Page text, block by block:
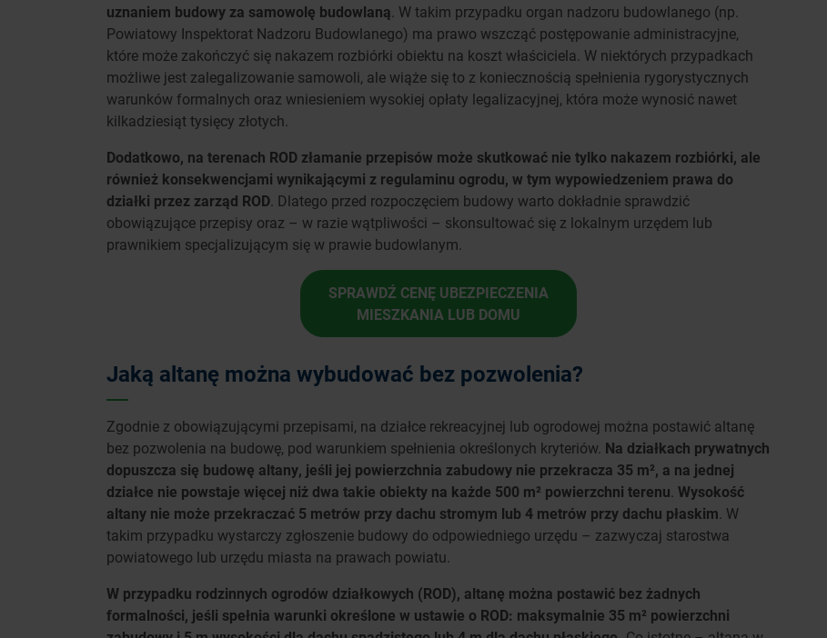
uznaniem budowy za samowolę budowlaną . W takim przypadku organ nadzoru budowlanego (np.
Powiatowy Inspektorat Nadzoru Budowlanego) ma prawo wszcząć postępowanie administracyjne,
które może zakończyć się nakazem rozbiórki obiektu na koszt właściciela. W niektórych przypadkach
możliwe jest zalegalizowanie samowoli, ale wiąże się to z koniecznością spełnienia rygorystycznych
warunków formalnych oraz wniesieniem wysokiej opłaty legalizacyjnej, która może wynosić nawet
kilkadziesiąt tysięcy złotych.
Dodatkowo, na terenach ROD złamanie przepisów może skutkować nie tylko nakazem rozbiórki, ale
również konsekwencjami wynikającymi z regulaminu ogrodu, w tym wypowiedzeniem prawa do
działki przez zarząd ROD . Dlatego przed rozpoczęciem budowy warto dokładnie sprawdzić
obowiązujące przepisy oraz – w razie wątpliwości – skonsultować się z lokalnym urzędem lub
prawnikiem specjalizującym się w prawie budowlanym.
SPRAWDŹ CENĘ UBEZPIECZENIA
MIESZKANIA LUB DOMU
Jaką altanę można wybudować bez pozwolenia?
Zgodnie z obowiązującymi przepisami, na działce rekreacyjnej lub ogrodowej można postawić altanę
bez pozwolenia na budowę, pod warunkiem spełnienia określonych kryteriów. Na działkach prywatnych
dopuszcza się budowę altany, jeśli jej powierzchnia zabudowy nie przekracza 35 m², a na jednej
działce nie powstaje więcej niż dwa takie obiekty na każde 500 m² powierzchni terenu Wysokość
altany nie może przekraczać 5 metrów przy dachu stromym lub 4 metrów przy dachu płaskim . W
takim przypadku wystarczy zgłoszenie budowy do odpowiedniego urzędu – zazwyczaj starostwa
powiatowego lub urzędu miasta na prawach powiatu.
W przypadku rodzinnych ogrodów działkowych (ROD), altanę można postawić bez żadnych
formalności, jeśli spełnia warunki określone w ustawie o ROD: maksymalnie 35 m² powierzchni